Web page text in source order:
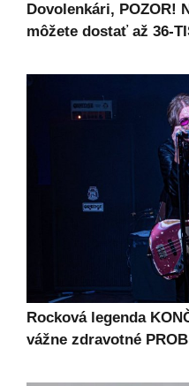
Dovolenkári, POZOR!
môžete dostať až 36-
Rocková legenda
vážne zdravotné